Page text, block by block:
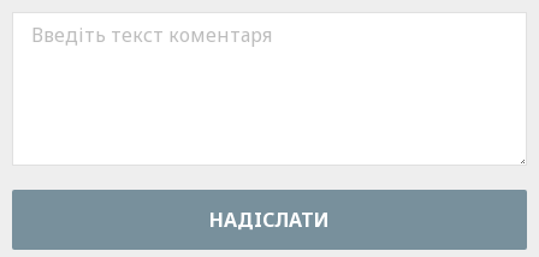
НАДIСЛАТИ